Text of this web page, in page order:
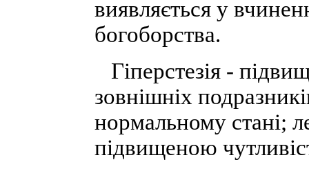
виявляється у
богоборства.
Гіперстезія -
зовнішніх
нормальному стані;
підвищеною